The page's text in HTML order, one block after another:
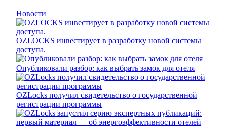
Новости
OZLOCKS инвестирует в разработку новой системы
доступа.
Опубликовали разбор: как выбрать замок для отеля
OZLocks получил свидетельство о государственной
регистрации программы